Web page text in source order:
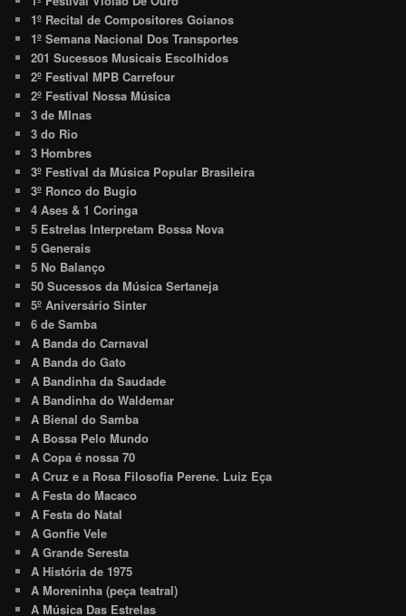
1º Recital de Compositores Goianos
1º Semana Nacional Dos Transportes
201 Sucessos Musicais Escolhidos
2º Festival MPB Carrefour
2º Festival Nossa Música
3 de MInas
3 do Rio
3 Hombres
3º Festival da Música Popular Brasileira
3º Ronco do Bugio
4 Ases & 1 Coringa
5 Estrelas Interpretam Bossa Nova
5 Generais
5 No Balanço
50 Sucessos da Música Sertaneja
5º Aniversário Sinter
6 de Samba
A Banda do Carnaval
A Banda do Gato
A Bandinha da Saudade
A Bandinha do Waldemar
A Bienal do Samba
A Bossa Pelo Mundo
A Copa é nossa 70
A Cruz e a Rosa Filosofia Perene. Luiz Eça
A Festa do Macaco
A Festa do Natal
A Gonfie Vele
A Grande Seresta
A História de 1975
A Moreninha (peça teatral)
A Música Das Estrelas